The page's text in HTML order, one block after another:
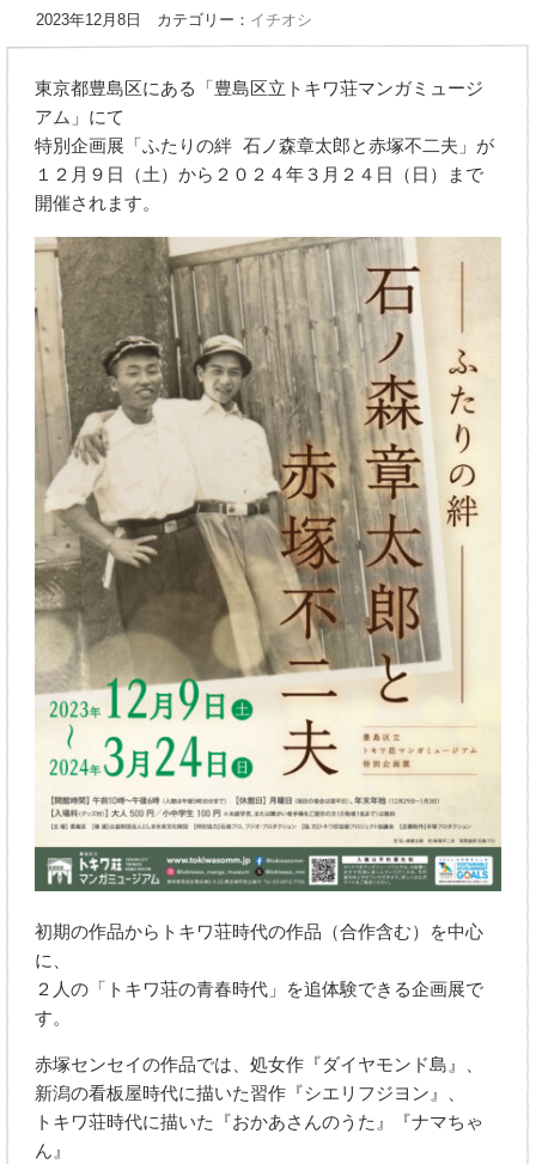
2023年12月8日 カテゴリー： イチオシ
東京都豊島区にある「豊島区立トキワ荘マンガミュージ
アム」にて
特別企画展「ふたりの絆 石ノ森章太郎と赤塚不二夫」が
１２月９日（土）から２０２４年３月２４日（日）まで
開催されます。
初期の作品からトキワ荘時代の作品（合作含む）を中心
に、
２人の「トキワ荘の青春時代」を追体験できる企画展で
す。
赤塚センセイの作品では、処女作『ダイヤモンド島』、
新潟の看板屋時代に描いた習作『シエリフジヨン』、
トキワ荘時代に描いた『おかあさんのうた』『ナマちゃ
ん』